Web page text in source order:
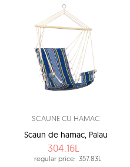
SCAUNE CU HAMAC
Scaun de hamac, Palau
304.16L
regular price: 357.83L